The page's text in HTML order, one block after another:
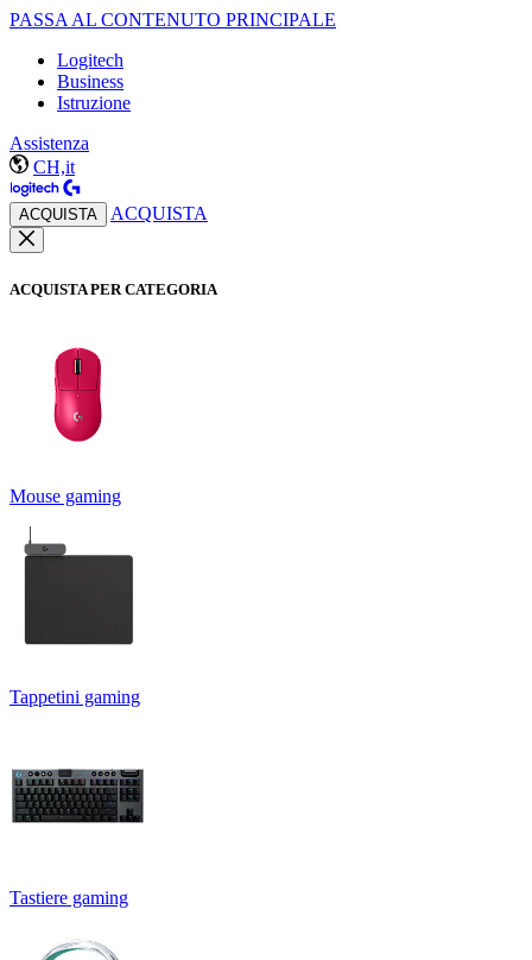
PASSA AL CONTENUTO PRINCIPALE
Logitech
Business
Istruzione
Assistenza
CH,it
ACQUISTA ACQUISTA
ACQUISTA PER CATEGORIA
Mouse gaming
Tappetini gaming
Tastiere gaming